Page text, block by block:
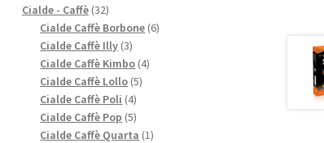
prodotti
Cialde - Caffè 3232
prodotti
Cialde Caffè Borbone 66
Cialde Caffè Illy 33
prodotti
Cialde Caffè Kimbo 44
Cialde Caffè Lollo 55
Cialde Caffè Poli 44
prodotti
Cialde Caffè Pop 55
prodotti
Cialde Caffè Quarta 11